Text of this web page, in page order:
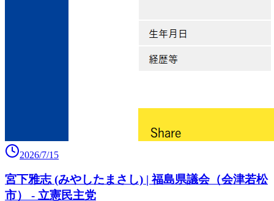
2026/7/15
宮下雅志 (みやしたまさし) | 福島県議会（会津若松
市） - 立憲民主党